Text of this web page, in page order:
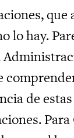
que
lo hay.
de estas